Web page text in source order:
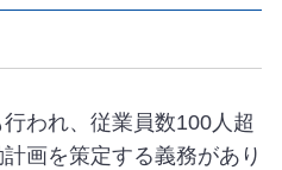
われ、従業員数100人超
画を策定する義務があり